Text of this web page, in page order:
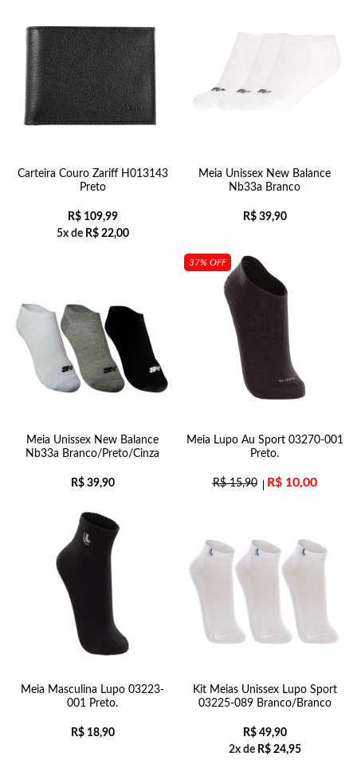
Carteira Couro Zariff H013143
Preto
R$109,99
5x de R$22,00
Meia Unissex New Balance
Nb33a Branco
R$39,90
Meia Unissex New Balance
Nb33a Branco/Preto/Cinza
R$39,90
37% OFF
Meia Lupo Au Sport 03270-001
Preto.
R$15,90 R$10,00
Meia Masculina Lupo 03223-
001 Preto.
R$18,90
Kit Meias Unissex Lupo Sport
03225-089 Branco/Branco
R$49,90
2x de R$24,95